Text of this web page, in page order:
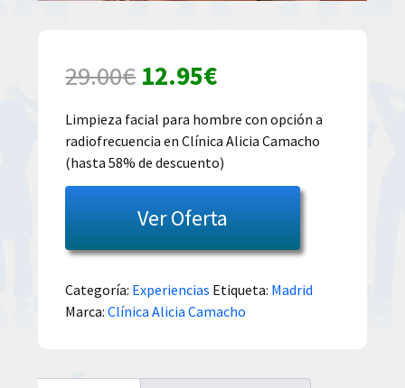
29.00€ El
precio
original
era:
29.00€.
12.95€El
precio
actual
es:
12.95€.
Limpieza facial para hombre con opción a
radiofrecuencia en Clínica Alicia Camacho
(hasta 58% de descuento)
Ver Oferta
Categoría: Experiencias Etiqueta: Madrid
Marca:Clínica Alicia Camacho